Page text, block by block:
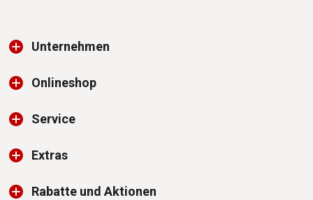
Unternehmen
Onlineshop
Service
Extras
Rabatte und Aktionen